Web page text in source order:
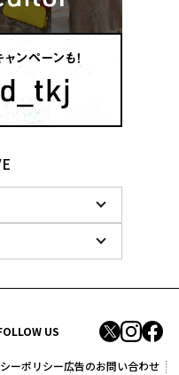
US
ーポリシー広告のお問い合わせ